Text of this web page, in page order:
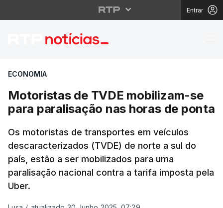
Entrar
Motoristas de TVDE
ECONOMIA
Motoristas de TVDE mobilizam-se
para paralisação nas horas de ponta
Os motoristas de transportes em veículos
descaracterizados (TVDE) de norte a sul do
país, estão a ser mobilizados para uma
paralisação nacional contra a tarifa imposta pela
Uber.